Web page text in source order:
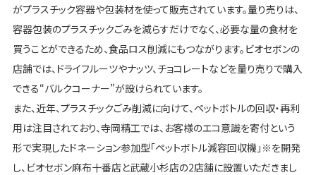
がプラスチック容器や包装材を使って販売されています。量り売りは、
容器包装のプラスチックごみを減らすだけでなく、必要な量の食材を
買うことができるため、食品ロス削減にもつながります。ビオセボンの
店舗では、ドライフルーツやナッツ、チョコレートなどを量り売りで購入
できる“バルクコーナー”が設けられています。
また、近年、プラスチックごみ削減に向けて、ペットボトルの回収・再利
用は注目されており、寺岡精工では、お客様のエコ意識を寄付という
形で実現したドネーション参加型「ペットボトル減容回収機」※を開発
し、ビオセボン麻布十番店と武蔵小杉店の2店舗に設置いただきまし